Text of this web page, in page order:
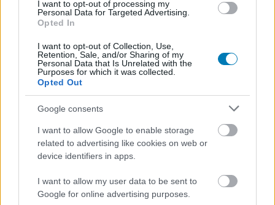
I want to opt-out of processing my
Personal Data for Targeted Advertising.
Opted In
I want to opt-out of Collection, Use,
Retention, Sale, and/or Sharing of my
Personal Data that Is Unrelated with the
Purposes for which it was collected.
Opted Out
Google consents
I want to allow Google to enable storage
related to advertising like cookies on web or
device identifiers in apps.
I want to allow my user data to be sent to
Google for online advertising purposes.
Ellopja a szíved, mint jó dzsungeles a
Na de térjünk át az Arcane második évadának a
történetére, hiszen sokak számára az fogja eldönteni,
mennyire marad emlékezetes a történet lezárása,
ahogyan az alkotók az egyes szereplők útjának különálló
fonalaiból egy komplex képet szőttek. Eközben pedig a
második évadban is kimaxolták azt, ami aLoL, mint
videojátéklazán kezelt háttértörténetének legnagyobb
mozgatják a történetet, ami egészen dinamikusan alakul
az évad folyamán.